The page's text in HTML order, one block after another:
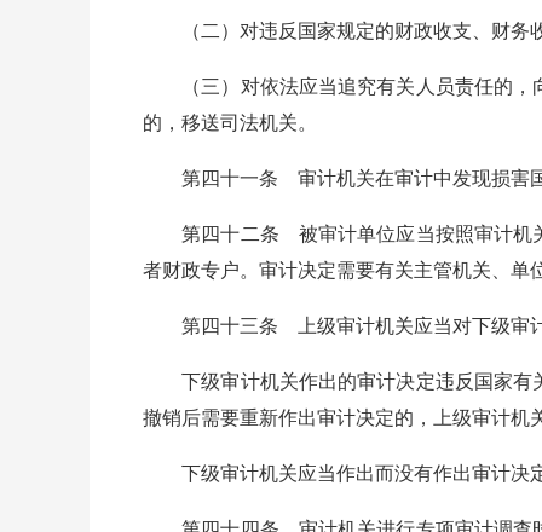
（二）对违反国家规定的财政收支、财务
（三）对依法应当追究有关人员责任的，
的，移送司法机关。
第四十一条 审计机关在审计中发现损害国
第四十二条 被审计单位应当按照审计机关
者财政专户。审计决定需要有关主管机关、
第四十三条 上级审计机关应当对下级审计
下级审计机关作出的审计决定违反国家有
撤销后需要重新作出审计决定的，上级审计
下级审计机关应当作出而没有作出审计决定